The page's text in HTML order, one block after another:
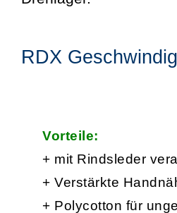
RDX
Vorteile:
+ mit Rindsleder
+ Verstärkte
+ Polycotton für